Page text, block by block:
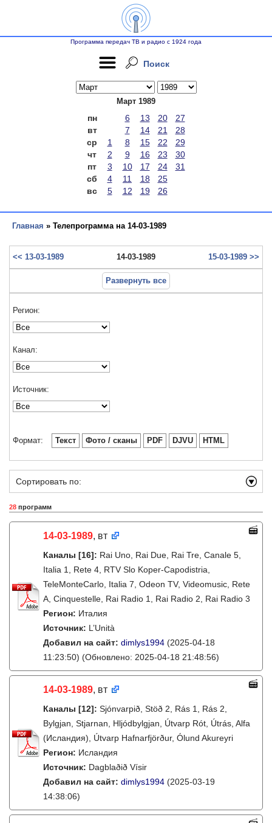
Программа передач ТВ и радио с 1924 года
Поиск
Март 1989
пн 6 13 20
27
вт
7 14 21
28
ср
1 8 15 22
29
чт
2 9 16 23
30
пт
3 10 17 24
31
сб
4 11 18
25
вс
5 12 19 26
Главная » Телепрограмма на 14-03-1989
<< 13-03-1989 14-03-1989 15-03-1989 >>
Развернуть все
Регион:
Канал:
Источник:
Формат: Текст Фото / сканы PDF DJVU HTML
Сортировать по:
28 программ
14-03-1989, вт
Каналы [16]: Rai Uno, Rai Due, Rai Tre, Canale 5,
Italia 1, Rete 4, RTV Slo Koper-Capodistria,
TeleMonteCarlo, Italia 7, Odeon TV, Videomusic, Rete
A, Cinquestelle, Rai Radio 1, Rai Radio 2, Rai Radio 3
Регион: Италия
Источник: L’Unità
Добавил на сайт: dimlys1994 (2025-04-18
11:23:50) (Обновлено: 2025-04-18 21:48:56)
14-03-1989, вт
Каналы [12]: Sjónvarpið, Stöð 2, Rás 1, Rás 2,
Bylgjan, Stjarnan, Hljódbylgjan, Útvarp Rót, Útrás, Alfa
(Исландия), Útvarp Hafnarfjörður, Ólund Akureyri
Регион: Исландия
Источник: Dagblaðið Vísir
Добавил на сайт: dimlys1994 (2025-03-19
14:38:06)